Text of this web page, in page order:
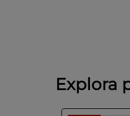
Explora